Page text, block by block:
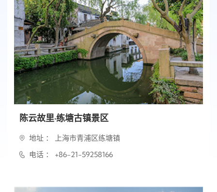
陈云故里·练塘古镇景区
地址 ： 上海市青浦区练塘镇
电话 ： +86-21-59258166